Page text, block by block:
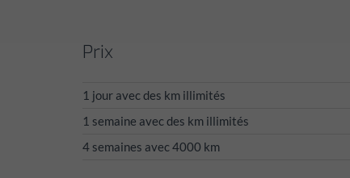
Prix
1 jour avec des km illimités
1 semaine avec des km illimités
4 semaines avec 4000 km